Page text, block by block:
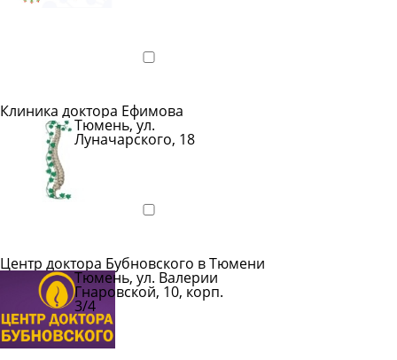
Клиника доктора Ефимова
Тюмень, ул.
Луначарского, 18
Центр доктора Бубновского в Тюмени
Тюмень, ул. Валерии
Гнаровской, 10, корп.
3/4